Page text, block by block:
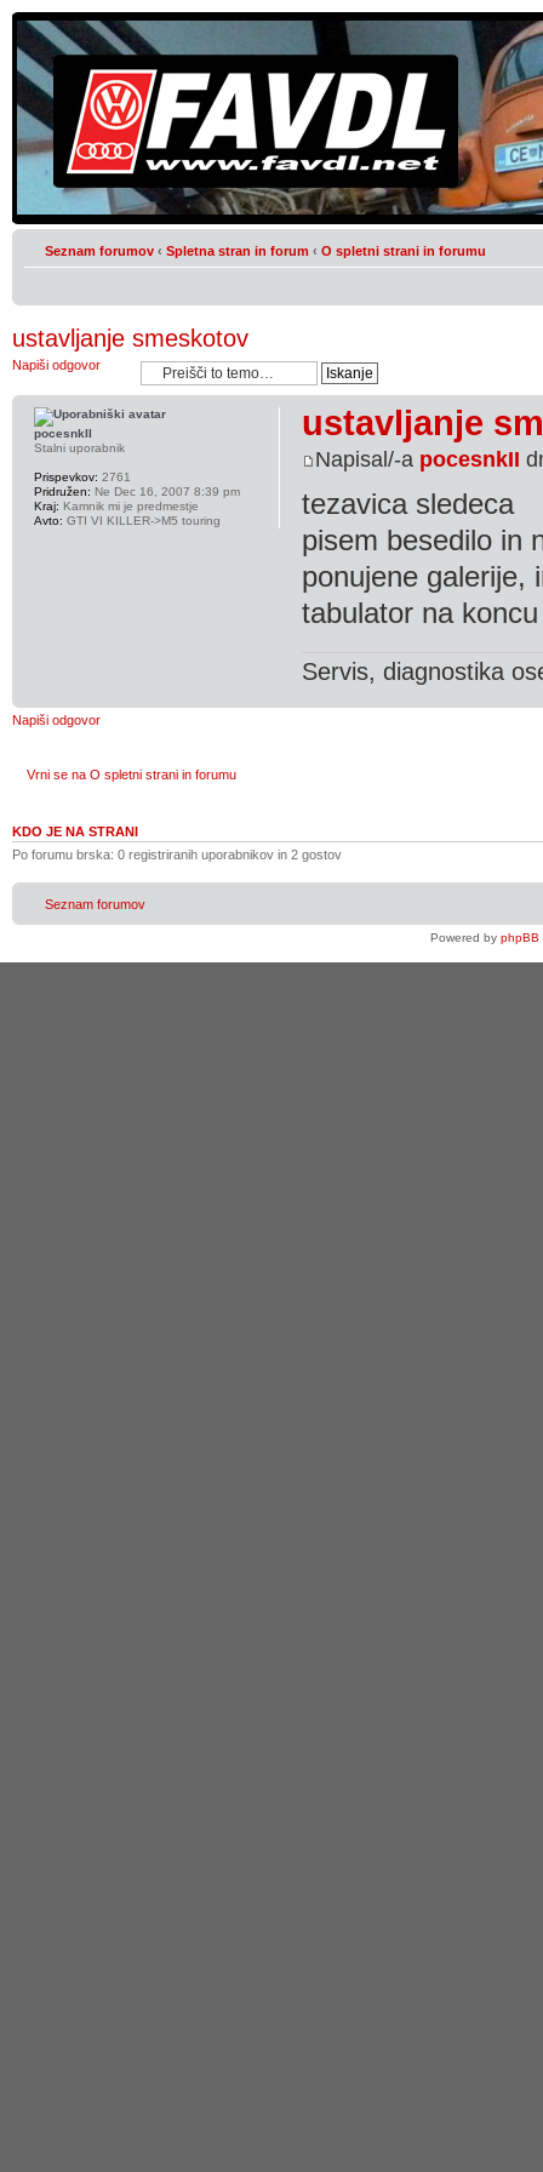
Seznam forumov ‹ Spletna stran in forum ‹ O spletni strani in forumu
ustavljanje smeskotov
Napiši odgovor
ustavljanje
Napisal/-a pocesnkII
tezavica sledeca
pisem besedilo in
ponujene galerije,
tabulator na
Servis, diagnostika
pocesnkII
Stalni uporabnik
Prispevkov: 2761
Pridružen: Ne Dec 16, 2007 8:39 pm
Kraj: Kamnik mi je predmestje
Avto: GTI VI KILLER->M5 touring
Napiši odgovor
Vrni se na O spletni strani in forumu
KDO JE NA STRANI
Po forumu brska: 0 registriranih uporabnikov in 2 gostov
Seznam forumov
Powered byphpBB